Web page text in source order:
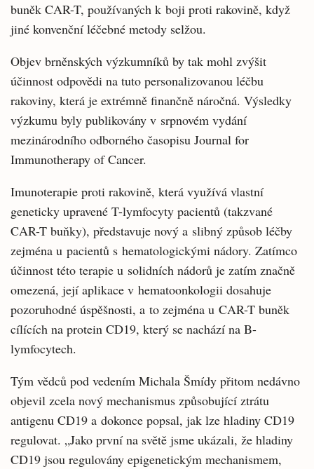
buněk CAR-T, používaných k boji proti rakovině, když
jiné konvenční léčebné metody selžou.
Objev brněnských výzkumníků by tak mohl zvýšit
účinnost odpovědi na tuto personalizovanou léčbu
rakoviny, která je extrémně finančně náročná. Výsledky
výzkumu byly publikovány v srpnovém vydání
mezinárodního odborného časopisu Journal for
Immunotherapy of Cancer.
Imunoterapie proti rakovině, která využívá vlastní
geneticky upravené T-lymfocyty pacientů (takzvané
CAR-T buňky), představuje nový a slibný způsob léčby
zejména u pacientů s hematologickými nádory. Zatímco
účinnost této terapie u solidních nádorů je zatím značně
omezená, její aplikace v hematoonkologii dosahuje
pozoruhodné úspěšnosti, a to zejména u CAR-T buněk
cílících na protein CD19, který se nachází na B-
lymfocytech.
Tým vědců pod vedením Michala Šmídy přitom nedávno
objevil zcela nový mechanismus způsobující ztrátu
antigenu CD19 a dokonce popsal, jak lze hladiny CD19
regulovat. „Jako první na světě jsme ukázali, že hladiny
CD19 jsou regulovány epigenetickým mechanismem,